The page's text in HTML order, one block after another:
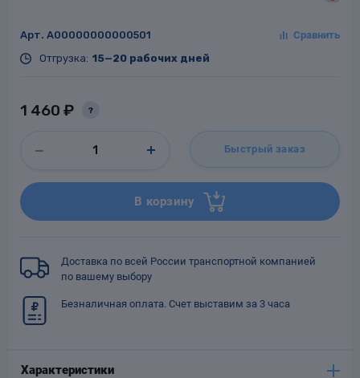
Арт. A00000000000501
Отгрузка: 15—20 рабочих дней
1 460 ₽ ?
Быстрый заказ
В корзину
Доставка по всей России транспортной компанией
по вашему выбору
Безналичная оплата. Счет выставим за 3 часа
Характеристики
Фильтры для